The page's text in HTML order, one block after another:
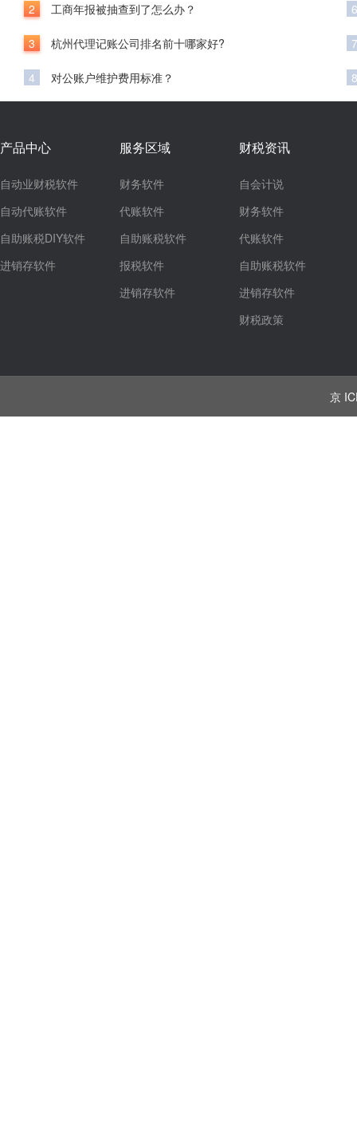
2 工商年报被抽查到了怎么办？
3 杭州代理记账公司排名前十哪家好?
4 对公账户维护费用标准？
6
7
8
产品中心
自动业财税软件
自动代账软件
自助账税DIY软件
进销存软件
服务区域
财务软件
代账软件
自助账税软件
报税软件
进销存软件
财税资讯
自会计说
财务软件
代账软件
自助账税软件
进销存软件
财税政策
京